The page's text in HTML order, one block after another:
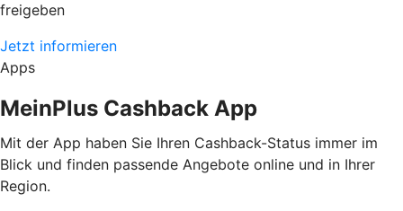
freigeben
Jetzt informieren
Apps
MeinPlus Cashback App
Mit der App haben Sie Ihren Cashback-Status immer im
Blick und finden passende Angebote online und in Ihrer
Region.